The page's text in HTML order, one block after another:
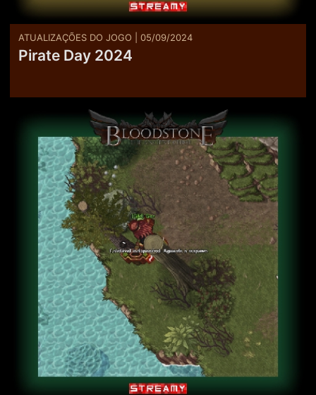
ATUALIZAÇÕES DO JOGO | 05/09/2024
Pirate Day 2024